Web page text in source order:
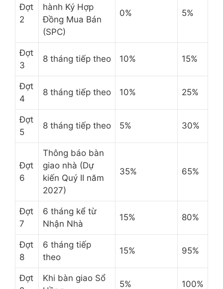
Đợt
2
hành Ký Hợp
Đồng Mua Bán
(SPC)
0% 5%
Đợt
3
8 tháng tiếp theo 10% 15%
Đợt
4
8 tháng tiếp theo 10% 25%
Đợt
5
8 tháng tiếp theo 5% 30%
Đợt
6
Thông báo bàn
giao nhà (Dự
kiến Quý II năm
2027)
35% 65%
Đợt
7
6 tháng kể từ
Nhận Nhà
15% 80%
Đợt
8
6 tháng tiếp
theo
15% 95%
Đợt
Khi bàn giao Sổ
5% 100%